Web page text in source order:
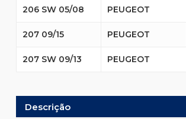
206 SW 05/08 PEUGEOT
207 09/15 PEUGEOT
207 SW 09/13 PEUGEOT
Descrição